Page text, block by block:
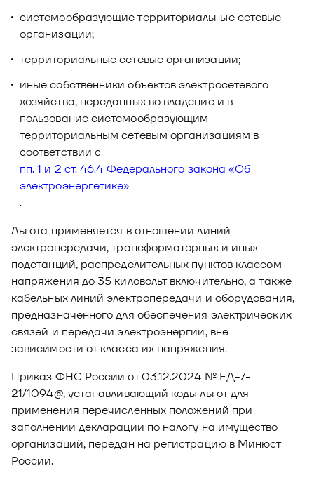
системообразующие территориальные сетевые
организации;
территориальные сетевые организации;
иные собственники объектов электросетевого
хозяйства, переданных во владение и в
пользование системообразующим
территориальным сетевым организациям в
соответствии с
пп. 1 и 2 ст. 46.4 Федерального закона «Об
электроэнергетике»
.
Льгота применяется в отношении линий
электропередачи, трансформаторных и иных
подстанций, распределительных пунктов классом
напряжения до 35 киловольт включительно, а также
кабельных линий электропередачи и оборудования,
предназначенного для обеспечения электрических
связей и передачи электроэнергии, вне
зависимости от класса их напряжения.
Приказ ФНС России от 03.12.2024 № ЕД-7-
21/1094@, устанавливающий коды льгот для
применения перечисленных положений при
заполнении декларации по налогу на имущество
организаций, передан на регистрацию в Минюст
России.